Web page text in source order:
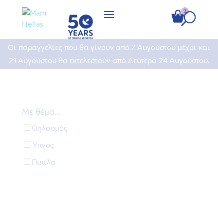
Οι παραγγελίες που θα γίνουν από 7 Αυγούστου μέχρι και
21 Αυγούστου θα εκτελεστούν από Δευτέρα 24 Αυγούστου.
Με θέμα...
Θηλασμός
Ύπνος
Πιπίλα